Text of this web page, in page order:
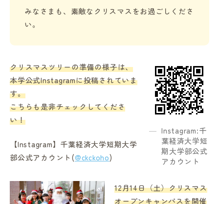
みなさまも、素敵なクリスマスをお過ごしくださ
い。
Instagram:千
葉経済大学短
期大学部公式
アカウント
クリスマスツリーの準備の様子は、
本学公式Instagramに投稿されていま
す。
こちらも是非チェックしてくださ
い！
【Instagram】千葉経済大学短期大学
部公式アカウント(@ckckoho)
12月14日（土）クリスマス
オープンキャンパスを開催